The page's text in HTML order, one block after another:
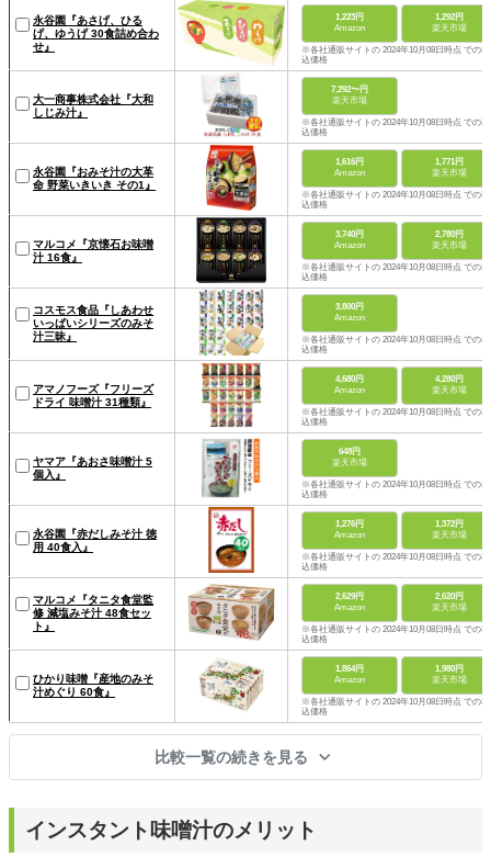
永谷園『あさげ、ひる
げ、ゆうげ 30食詰め合わ
せ』
1,223円
Amazon
1,292円
楽天市場
※各社通販サイトの 2024年10月08日時点 での税
込価格
大一商事株式会社『大和
しじみ汁』
7,292〜円
楽天市場
※各社通販サイトの 2024年10月08日時点 での税
込価格
永谷園『おみそ汁の大革
命 野菜いきいき その1』
1,616円
Amazon
1,771円
楽天市場
※各社通販サイトの 2024年10月08日時点 での税
込価格
マルコメ『京懐石お味噌
汁 16食』
3,740円
Amazon
2,780円
楽天市場
※各社通販サイトの 2024年10月08日時点 での税
込価格
コスモス食品『しあわせ
いっぱいシリーズのみそ
汁三昧』
3,800円
Amazon
※各社通販サイトの 2024年10月08日時点 での税
込価格
アマノフーズ『フリーズ
ドライ 味噌汁 31種類』
4,680円
Amazon
4,280円
楽天市場
※各社通販サイトの 2024年10月08日時点 での税
込価格
ヤマア『あおさ味噌汁 5
個入』
648円
楽天市場
※各社通販サイトの 2024年10月08日時点 での税
込価格
永谷園『赤だしみそ汁 徳
用 40食入』
1,276円
Amazon
1,372円
楽天市場
※各社通販サイトの 2024年10月08日時点 での税
込価格
マルコメ『タニタ食堂監
修 減塩みそ汁 48食セッ
ト』
2,629円
Amazon
2,620円
楽天市場
※各社通販サイトの 2024年10月08日時点 での税
込価格
ひかり味噌『産地のみそ
汁めぐり 60食』
1,864円
Amazon
1,980円
楽天市場
※各社通販サイトの 2024年10月08日時点 での税
込価格
比較一覧の続きを見る
インスタント味噌汁のメリット